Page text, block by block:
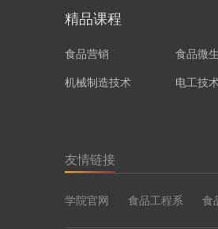
精品课程
食品营销 食品微
机械制造技术 电工技
友情链接
学院官网 食品工程系 食